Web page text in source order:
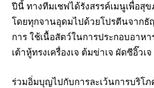
ปีนี้ ทางทีมเชฟได้รังสรรค์เมนูเพื่อสุ
โดยทุกจานอุดมไปด้วยโปรตีนจาก
การ ใช้เนื้อสัตว์ในการประกอบอาห
เต้าหู้ทรงเครื่องเจ ต้มข่าเจ ผัดซีอิ๊วเ
ร่วมอิ่มบุญไปกับการละเว้นการบริโ